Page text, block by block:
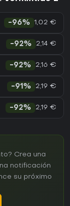
-96% 1,02 €
-92% 2,14 €
-92% 2,16 €
-91% 2,19 €
-92% 2,19 €
Crea una
notificación
su próximo